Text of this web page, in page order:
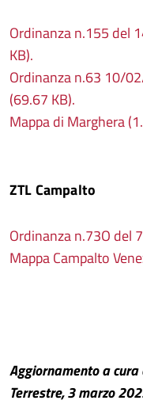
Ordinanza n.155 del
KB).
Ordinanza n.63 10/
(69.67 KB).
Mappa di Marghera
ZTL Campalto
Ordinanza n.73O del
Mappa Campalto
Aggiornamento a
Terrestre, 3 marzo